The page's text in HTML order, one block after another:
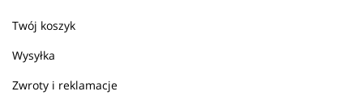
Twój koszyk
Wysyłka
Zwroty i reklamacje